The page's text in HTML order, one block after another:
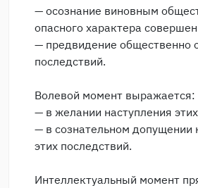
— осознание виновным
опасного характера
— предвидение общественно
последствий.
Волевой момент выражается:
— в желании наступления
— в сознательном допущении
этих последствий.
Интеллектуальный момент